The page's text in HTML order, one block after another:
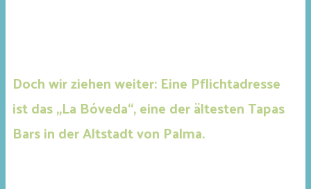
Doch wir ziehen weiter: Eine Pflichtadresse
ist das „La Bóveda“, eine der ältesten Tapas
Bars in der Altstadt von Palma.